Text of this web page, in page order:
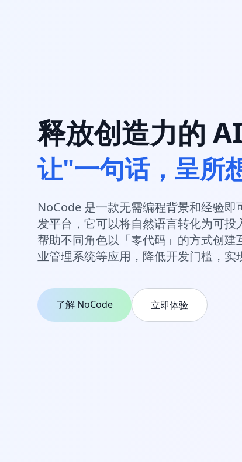
释放创造力的
让"一句话，呈所
NoCode 是一款无需编程背景和经验
发平台，它可以将自然语言转化为可投
帮助不同角色以「零代码」的方式创建
业管理系统等应用，降低开发门槛，实
了解 NoCode 立即体验